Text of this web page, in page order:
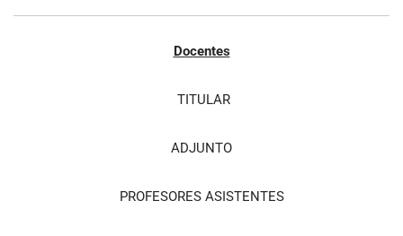
Docentes
TITULAR
ADJUNTO
PROFESORES ASISTENTES